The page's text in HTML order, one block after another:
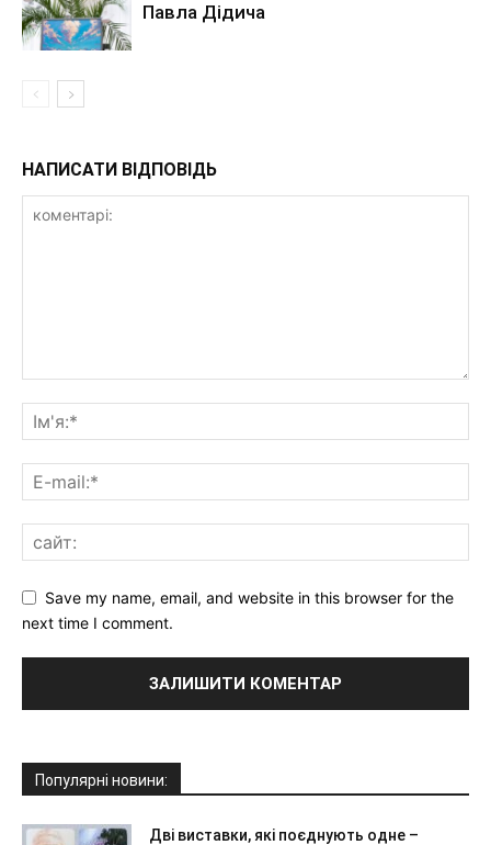
Павла Дідича
НАПИСАТИ ВІДПОВІДЬ
Save my name, email, and website in this browser for the
next time I comment.
Популярні новини:
Дві виставки, які поєднують одне –